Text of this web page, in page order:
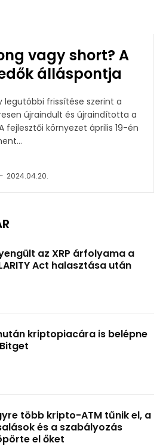
vagy short? A
álláspontja
legutóbbi frissítése szerint a
újraindult és újraindította a
- 2024.04.20.
az XRP árfolyama a
Act halasztása után
kriptopiacára is belépne
több kripto-ATM tűnik el, a
és a szabályozás
el őket